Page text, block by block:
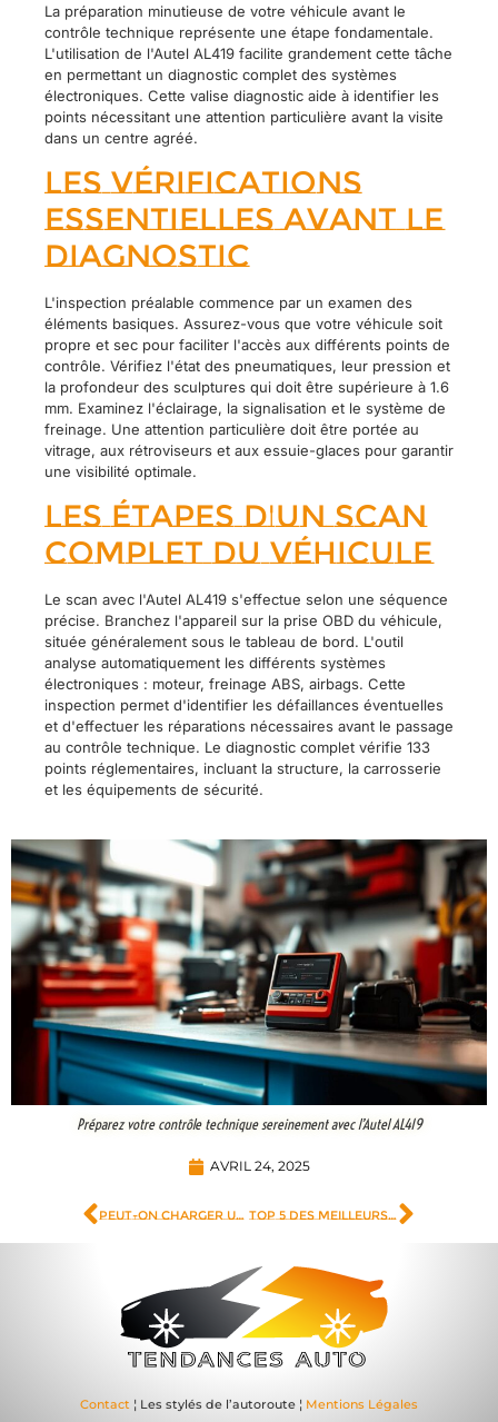
La préparation minutieuse de votre véhicule avant le
contrôle technique représente une étape fondamentale.
L'utilisation de l'Autel AL419 facilite grandement cette tâche
en permettant un diagnostic complet des systèmes
électroniques. Cette valise diagnostic aide à identifier les
points nécessitant une attention particulière avant la visite
dans un centre agréé.
Les vérifications
essentielles avant le
diagnostic
L'inspection préalable commence par un examen des
éléments basiques. Assurez-vous que votre véhicule soit
propre et sec pour faciliter l'accès aux différents points de
contrôle. Vérifiez l'état des pneumatiques, leur pression et
la profondeur des sculptures qui doit être supérieure à 1.6
mm. Examinez l'éclairage, la signalisation et le système de
freinage. Une attention particulière doit être portée au
vitrage, aux rétroviseurs et aux essuie-glaces pour garantir
une visibilité optimale.
Les étapes d'un scan
complet du véhicule
Le scan avec l'Autel AL419 s'effectue selon une séquence
précise. Branchez l'appareil sur la prise OBD du véhicule,
située généralement sous le tableau de bord. L'outil
analyse automatiquement les différents systèmes
électroniques : moteur, freinage ABS, airbags. Cette
inspection permet d'identifier les défaillances éventuelles
et d'effectuer les réparations nécessaires avant le passage
au contrôle technique. Le diagnostic complet vérifie 133
points réglementaires, incluant la structure, la carrosserie
et les équipements de sécurité.
Préparez votre contrôle technique sereinement avec l’Autel AL419
AVRIL 24, 2025
Peut-on charger une batterie avec un booster ? Impact sur la longévité de votre batterie Top 5 des meilleurs sites de voitures d’occasion à surveiller en 2026
Contact ¦ Les stylés de l’autoroute ¦ Mentions Légales